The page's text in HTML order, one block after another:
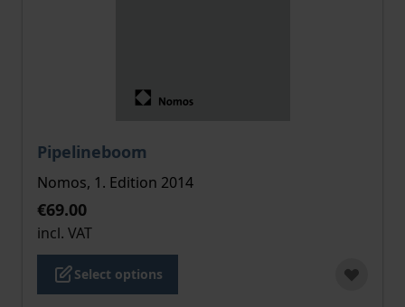
Pipelineboom
The price depends on the options chosen on the
Nomos, 1. Edition 2014
€69.00
incl. VAT
Select options